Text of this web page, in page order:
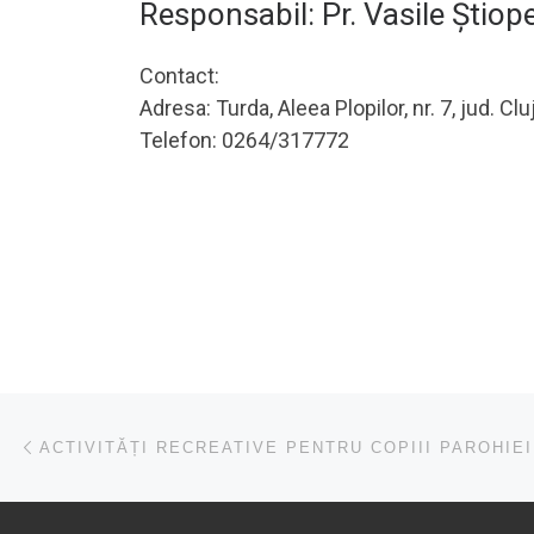
Responsabil: Pr. Vasile
Contact:
Adresa: Turda, Aleea Plopilor, nr. 7, jud. Cluj
Telefon: 0264/317772
Navigare în articole